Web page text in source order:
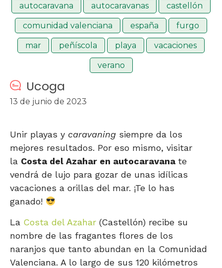
autocaravana autocaravanas castellón
comunidad valenciana españa furgo
mar peñíscola playa vacaciones
verano
Ucoga
13 de junio de 2023
Unir playas y caravaning siempre da los
mejores resultados. Por eso mismo, visitar
la Costa del Azahar en autocaravana te
vendrá de lujo para gozar de unas idílicas
vacaciones a orillas del mar. ¡Te lo has
ganado!
La Costa del Azahar (Castellón) recibe su
nombre de las fragantes flores de los
naranjos que tanto abundan en la Comunidad
Valenciana. A lo largo de sus 120 kilómetros